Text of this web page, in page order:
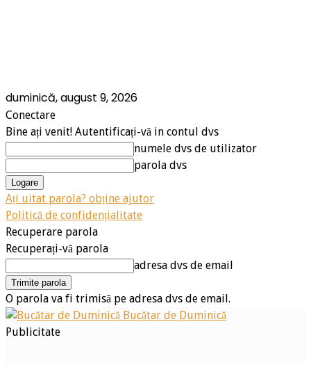
duminică, august 9, 2026
Conectare
Bine ați venit! Autentificați-vă in contul dvs
numele dvs de utilizator
parola dvs
Ați uitat parola? obține ajutor
Politică de confidențialitate
Recuperare parola
Recuperați-vă parola
adresa dvs de email
O parola va fi trimisă pe adresa dvs de email.
Bucătar de Duminică
Publicitate